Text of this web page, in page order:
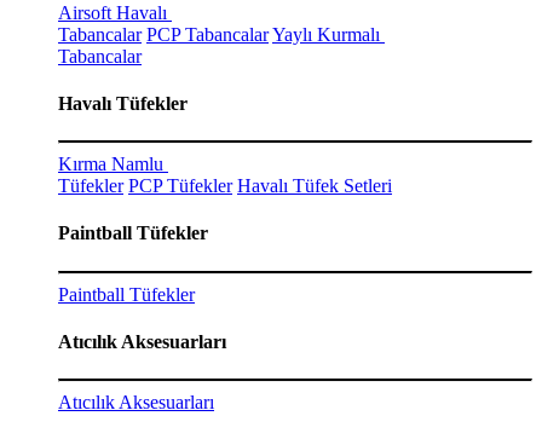
Airsoft Havalı
Tabancalar PCP TabancalarYaylı Kurmalı
Tabancalar
Havalı Tüfekler
Kırma Namlu
Tüfekler PCP Tüfekler Havalı Tüfek Setleri
Paintball Tüfekler
Paintball Tüfekler
Atıcılık Aksesuarları
Atıcılık Aksesuarları